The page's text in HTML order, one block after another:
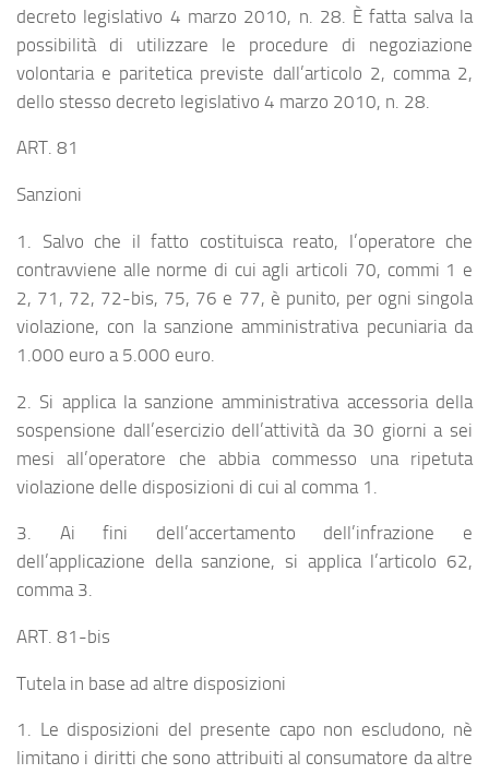
decreto legislativo 4 marzo 2010, n. 28. È fatta salva la
possibilità di utilizzare le procedure di negoziazione
volontaria e paritetica previste dall’articolo 2, comma 2,
dello stesso decreto legislativo 4 marzo 2010, n. 28.
ART. 81
Sanzioni
1. Salvo che il fatto costituisca reato, l’operatore che
contravviene alle norme di cui agli articoli 70, commi 1 e
2, 71, 72, 72-bis, 75, 76 e 77, è punito, per ogni singola
violazione, con la sanzione amministrativa pecuniaria da
1.000 euro a 5.000 euro.
2. Si applica la sanzione amministrativa accessoria della
sospensione dall’esercizio dell’attività da 30 giorni a sei
mesi all’operatore che abbia commesso una ripetuta
violazione delle disposizioni di cui al comma 1.
3. Ai fini dell’accertamento dell’infrazione e
dell’applicazione della sanzione, si applica l’articolo 62,
comma 3.
ART. 81-bis
Tutela in base ad altre disposizioni
1. Le disposizioni del presente capo non escludono, nè
limitano i diritti che sono attribuiti al consumatore da altre